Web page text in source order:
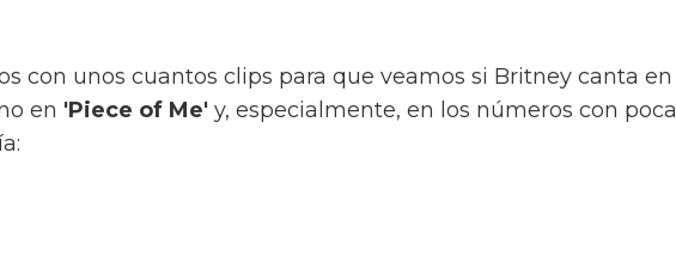
con unos cuantos clips para que veamos si Britney canta en
en 'Piece of Me' y, especialmente, en los números con poca